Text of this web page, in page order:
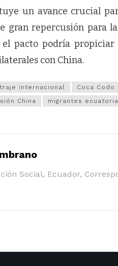
un avance crucial
gran repercusión para
pacto podría
con China.
internacional Coca Codo
China migrantes
Social, Ecuador,